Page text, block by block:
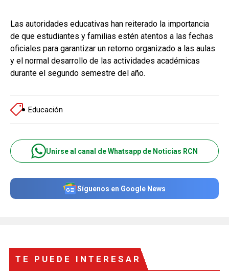
Las autoridades educativas han reiterado la importancia
de que estudiantes y familias estén atentos a las fechas
oficiales para garantizar un retorno organizado a las aulas
y el normal desarrollo de las actividades académicas
durante el segundo semestre del año.
Educación
Unirse al canal de Whatsapp de Noticias RCN
Síguenos en Google News
TE PUEDE INTERESAR